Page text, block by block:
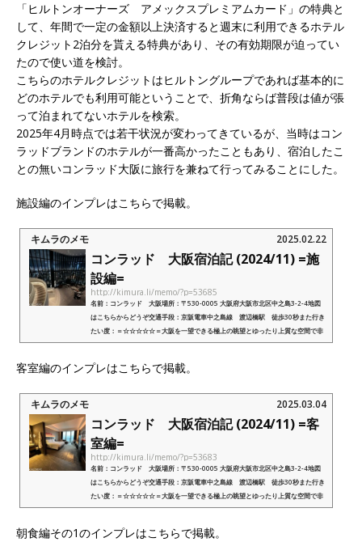
「ヒルトンオーナーズ アメックスプレミアムカード」の特典と
して、年間で一定の金額以上決済すると週末に利用できるホテル
クレジット2泊分を貰える特典があり、その有効期限が迫ってい
たので使い道を検討。
こちらのホテルクレジットはヒルトングループであれば基本的に
どのホテルでも利用可能ということで、折角ならば普段は値が張
って泊まれてないホテルを検索。
2025年4月時点では若干状況が変わってきているが、当時はコン
ラッドブランドのホテルが一番高かったこともあり、宿泊したこ
との無いコンラッド大阪に旅行を兼ねて行ってみることにした。
施設編のインプレはこちらで掲載。
キムラのメモ 2025.02.22
コンラッド 大阪宿泊記 (2024/11) =施
設編=
http://kimura.li/memo/?p=53685
名前：コンラッド 大阪場所：〒530-0005 大阪府大阪市北区中之島3-2-4地図
はこちらからどうぞ交通手段：京阪電車中之島線 渡辺橋駅 徒歩30秒また行き
たい度：＝☆☆☆☆☆＝大阪を一望できる極上の眺望とゆったり上質な空間で非
日常を楽しめるヒルトン上位ブランドのラ...
客室編のインプレはこちらで掲載。
キムラのメモ 2025.03.04
コンラッド 大阪宿泊記 (2024/11) =客
室編=
http://kimura.li/memo/?p=53683
名前：コンラッド 大阪場所：〒530-0005 大阪府大阪市北区中之島3-2-4地図
はこちらからどうぞ交通手段：京阪電車中之島線 渡辺橋駅 徒歩30秒また行き
たい度：＝☆☆☆☆☆＝大阪を一望できる極上の眺望とゆったり上質な空間で非
日常を楽しめるヒルトン上位ブランドのラ...
朝食編その1のインプレはこちらで掲載。